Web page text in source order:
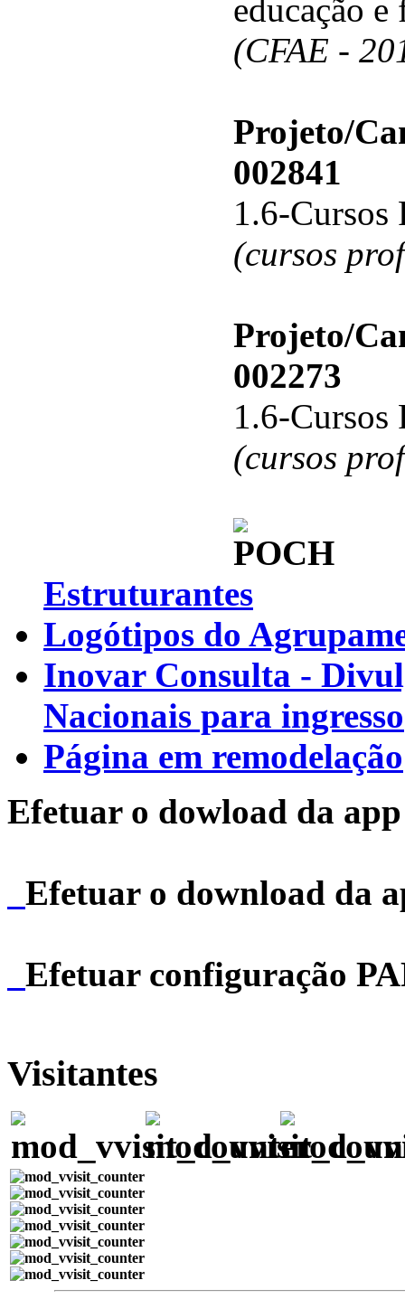
educação e
(CFAE -
Projeto/
002841
1.6-Cursos
(cursos
Projeto/
002273
1.6-Cursos
(cursos
Estruturantes
Logótipos do
Inovar Consulta -
Nacionais para ingresso
Página em remodelação
Efetuar o dowload da
Efetuar o download da
Efetuar configuração
Visitantes